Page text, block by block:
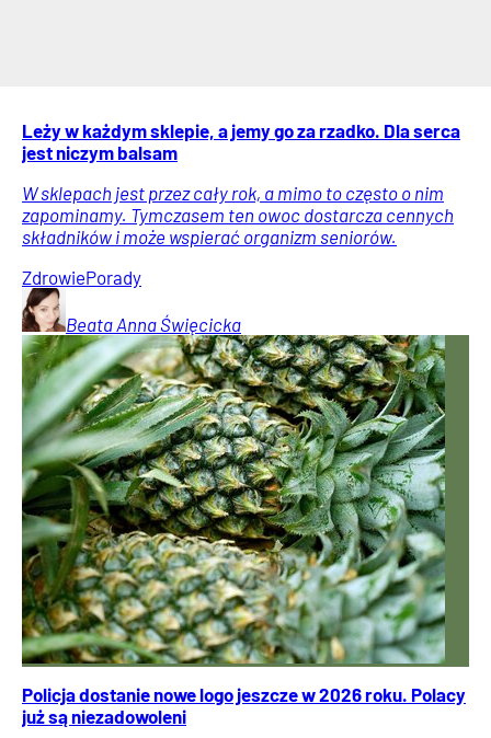
Leży w każdym sklepie, a jemy go za rzadko. Dla serca
jest niczym balsam
W sklepach jest przez cały rok, a mimo to często o nim
zapominamy. Tymczasem ten owoc dostarcza cennych
składników i może wspierać organizm seniorów.
ZdrowiePorady
Beata Anna Święcicka
Policja dostanie nowe logo jeszcze w 2026 roku. Polacy
już są niezadowoleni